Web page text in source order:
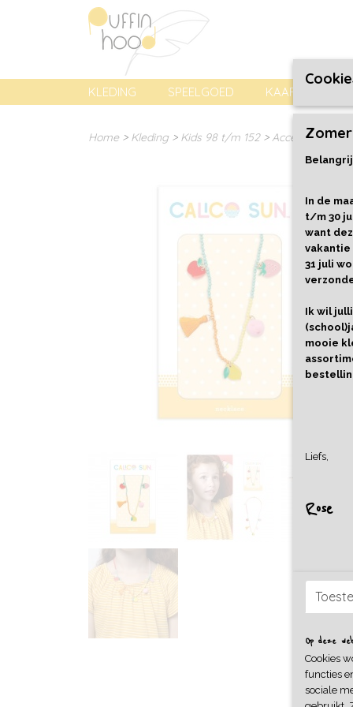
KLEDING SPEELGOED KAARTEN,
Home > Kleding > Kids 98 t/m 152>Accessoires>
In de
t/m 30
want
vakantie
31 juli
Ik wil
mooie
Liefs,
Rose
Op deze
Cookies
functies
sociale